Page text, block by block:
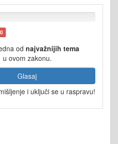
od najvažnijih tema
u ovom zakonu.
Glasaj
i uključi se u raspravu!